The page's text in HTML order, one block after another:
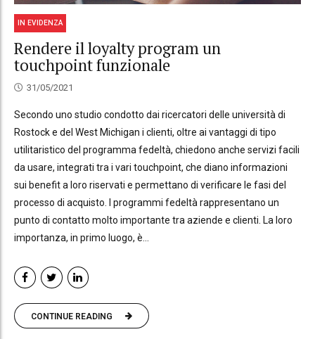
IN EVIDENZA
Rendere il loyalty program un
touchpoint funzionale
31/05/2021
Secondo uno studio condotto dai ricercatori delle università di
Rostock e del West Michigan i clienti, oltre ai vantaggi di tipo
utilitaristico del programma fedeltà, chiedono anche servizi facili
da usare, integrati tra i vari touchpoint, che diano informazioni
sui benefit a loro riservati e permettano di verificare le fasi del
processo di acquisto. I programmi fedeltà rappresentano un
punto di contatto molto importante tra aziende e clienti. La loro
importanza, in primo luogo, è...
CONTINUE READING